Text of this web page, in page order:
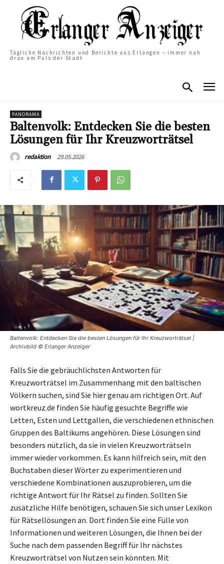
Tägliche Nachrichten und Berichte aus Erlangen – immer nah
dran am Puls der Stadt
PANORAMA
Baltenvolk: Entdecken Sie die besten
Lösungen für Ihr Kreuzworträtsel
redaktion 29.05.2026
Baltenvolk: Entdecken Sie die besten Lösungen für Ihr Kreuzworträtsel |
Archivbild © Erlanger Anzeiger
Falls Sie die gebräuchlichsten Antworten für
Kreuzworträtsel im Zusammenhang mit den baltischen
Völkern suchen, sind Sie hier genau am richtigen Ort. Auf
wortkreuz.de finden Sie häufig gesuchte Begriffe wie
Letten, Esten und Lettgallen, die verschiedenen ethnischen
Gruppen des Baltikums angehören. Diese Lösungen sind
besonders nützlich, da sie in vielen Kreuzworträtseln
immer wieder vorkommen. Es kann hilfreich sein, mit den
Buchstaben dieser Wörter zu experimentieren und
verschiedene Kombinationen auszuprobieren, um die
richtige Antwort für Ihr Rätsel zu finden. Sollten Sie
zusätzliche Hilfe benötigen, schauen Sie sich unser Lexikon
für Rätsellösungen an. Dort finden Sie eine Fülle von
Informationen und weiteren Lösungen, die Ihnen bei der
Suche nach dem passenden Begriff für Ihr nächstes
Kreuzworträtsel von Nutzen sein könnten. Mit